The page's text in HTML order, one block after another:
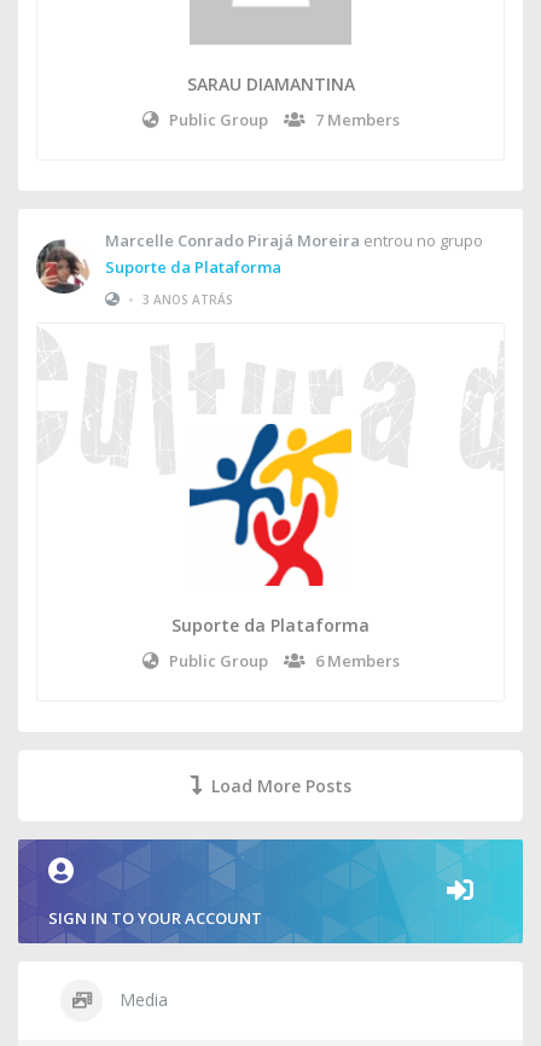
SARAU DIAMANTINA
Public Group 7 Members
Marcelle Conrado Pirajá Moreira entrou no grupo
Suporte da Plataforma
• 3 ANOS ATRÁS
Suporte da Plataforma
Public Group 6 Members
Load More Posts
SIGN IN TO YOUR ACCOUNT
Media